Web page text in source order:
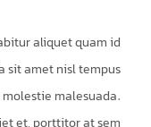
aliquet quam id
sit amet nisl tempus
malesuada.